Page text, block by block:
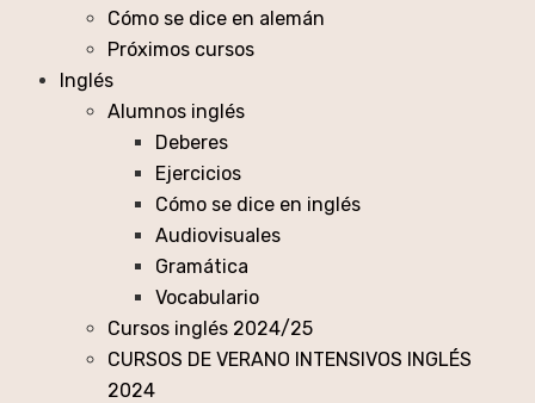
Cómo se dice en alemán
Próximos cursos
Inglés
Alumnos inglés
Deberes
Ejercicios
Cómo se dice en inglés
Audiovisuales
Gramática
Vocabulario
Cursos inglés 2024/25
CURSOS DE VERANO INTENSIVOS INGLÉS
2024